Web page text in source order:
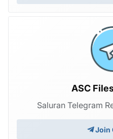
ASC
Saluran Telegram
Join